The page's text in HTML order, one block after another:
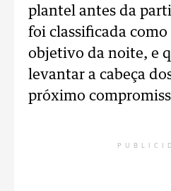
plantel antes da
foi classificada
objetivo da noite, e
levantar a cabeça
próximo